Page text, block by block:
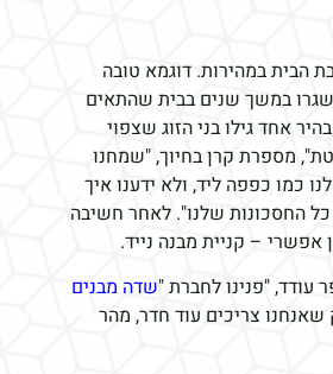
הבית במהירות. דוגמא טובה
שגרו במשך שנים בבית שהתאים
אחד גילו בני הזוג שצפוי
מספרת קרן בחיוך, "שמחנו
כמו כפפה ליד, ולא ידענו איך
החסכונות שלנו". לאחר חשיבה
– קניית מבנה נייד.
עודד, "פנינו לחברת "שדה מבנים
שאנחנו צריכים עוד חדר, מהר